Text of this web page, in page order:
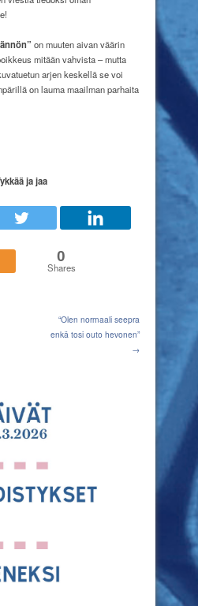
on muuten aivan väärin
mitään vahvista – mutta
arjen keskellä se voi
on lauma maailman parhaita
ja jaa
0
Shares
“Olen normaali seepra
enkä tosi outo hevonen”
→